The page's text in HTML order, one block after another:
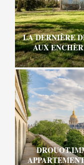
LA DERNIÈRE
AUX